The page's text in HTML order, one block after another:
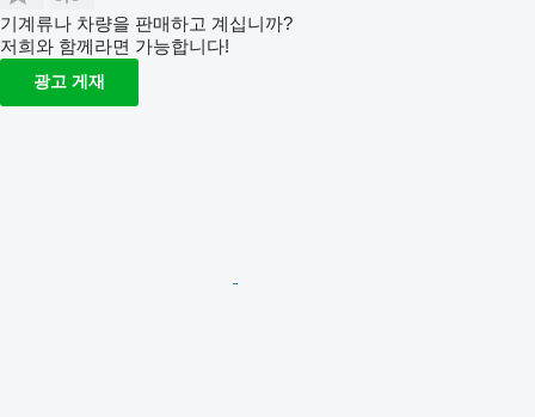
기계류나 차량을 판매하고 계십니까?
저희와 함께라면 가능합니다!
광고 게재